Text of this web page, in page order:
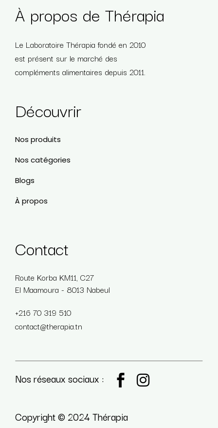
À propos de Thérapia
Le Laboratoire Thérapia fondé en 2010
est présent sur le marché des
compléments alimentaires depuis 2011.
Découvrir
Nos produits
Nos catégories
Blogs
À propos
Contact
Route Korba KM11, C27
El Maamoura - 8013 Nabeul
+216 70 319 510
contact@therapia.tn
Nos réseaux sociaux :
Copyright © 2024 Thérapia